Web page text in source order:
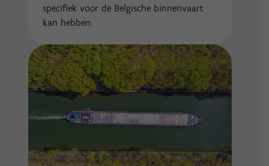
specifiek voor de Belgische binnenvaart
kan hebben.